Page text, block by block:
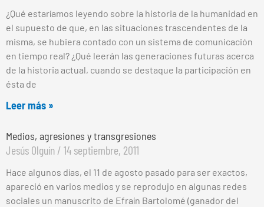
¿Qué estaríamos leyendo sobre la historia de la humanidad en
el supuesto de que, en las situaciones trascendentes de la
misma, se hubiera contado con un sistema de comunicación
en tiempo real? ¿Qué leerán las generaciones futuras acerca
de la historia actual, cuando se destaque la participación en
ésta de
Leer más »
Medios, agresiones y transgresiones
Jesús Olguín 14 septiembre, 2011
Hace algunos días, el 11 de agosto pasado para ser exactos,
apareció en varios medios y se reprodujo en algunas redes
sociales un manuscrito de Efraín Bartolomé (ganador del